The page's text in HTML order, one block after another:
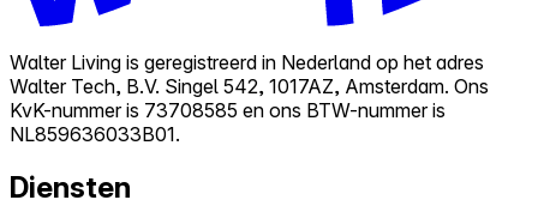
Walter Living is geregistreerd in Nederland op het adres
Walter Tech, B.V. Singel 542, 1017AZ, Amsterdam. Ons
KvK-nummer is 73708585 en ons BTW-nummer is
NL859636033B01.
Diensten